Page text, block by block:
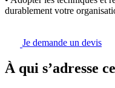
durablement votre
Je demande un devis
À qui s’adresse